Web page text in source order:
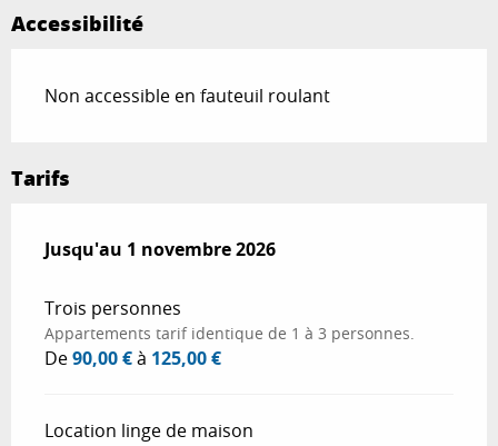
Accessibilité
Non accessible en fauteuil roulant
Tarifs
Du28 mars 2026au1 novembre 2026
Jusqu'au 1 novembre 2026
Trois personnes
Appartements tarif identique de 1 à 3 personnes.
De90,00 €à 125,00 €
Location linge de maison